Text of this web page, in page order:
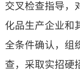
交叉检查指导，
化品生产企业和
全条件确认，组
查，采取实招硬